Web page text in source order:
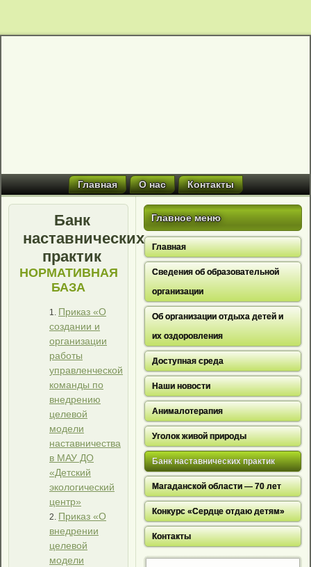
Главная О нас Контакты
Банк
наставнических
практик
НОРМАТИВНАЯ
БАЗА
Приказ «О
создании и
организации
работы
управленческой
команды по
внедрению
целевой
модели
наставничества
в МАУ ДО
«Детский
экологический
центр»
Приказ «О
внедрении
целевой
модели
Главное меню
Главная
Сведения об образовательной
организации
Об организации отдыха детей и
их оздоровления
Доступная среда
Наши новости
Анималотерапия
Уголок живой природы
Банк наставнических практик
Магаданской области — 70 лет
Конкурс «Сердце отдаю детям»
Контакты